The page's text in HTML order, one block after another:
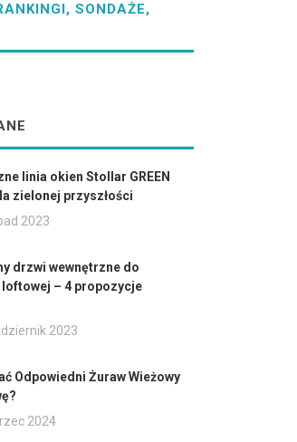
SONDAŻE,
linia okien Stollar GREEN
zielonej przyszłości
2023
drzwi wewnętrzne do
– 4 propozycje
2023
Odpowiedni Żuraw Wieżowy
2024